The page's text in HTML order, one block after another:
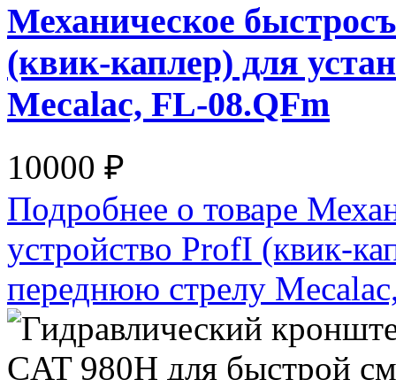
Механическое
(квик-каплер) для
Mecalac, FL-08.QFm
10000 ₽
Подробнее о товаре
устройство ProfI (квик-
переднюю стрелу